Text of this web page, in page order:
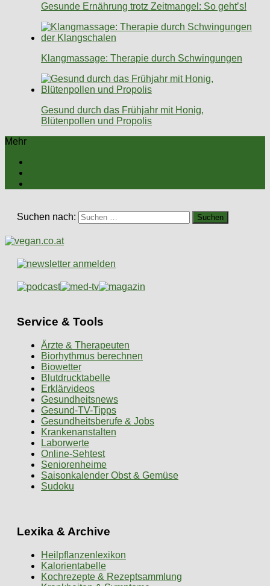
Gesunde Ernährung trotz Zeitmangel: So geht’s!
Klangmassage: Therapie durch Schwingungen
Gesund durch das Frühjahr mit Honig,
Blütenpollen und Propolis
Mehr
Suchen nach:
Service & Tools
Ärzte & Therapeuten
Biorhythmus berechnen
Biowetter
Blutdrucktabelle
Erklärvideos
Gesundheitsnews
Gesund-TV-Tipps
Gesundheitsberufe & Jobs
Krankenanstalten
Laborwerte
Online-Sehtest
Seniorenheime
Saisonkalender Obst & Gemüse
Sudoku
Lexika & Archive
Heilpflanzenlexikon
Kalorientabelle
Kochrezepte & Rezeptsammlung